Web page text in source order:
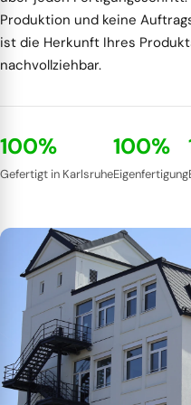
Produktion und keine
ist die Herkunft Ihres
nachvollziehbar.
100%
Gefertigt in Karlsruhe
100%
Eigenfertigung